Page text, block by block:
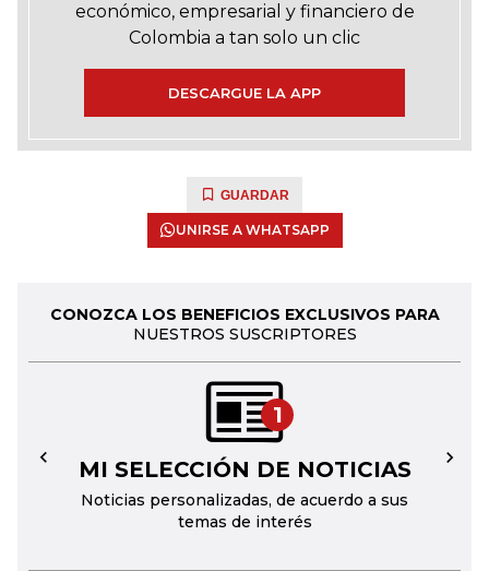
económico, empresarial y financiero de
Colombia a tan solo un clic
DESCARGUE LA APP
GUARDAR
UNIRSE A WHATSAPP
CONOZCA LOS BENEFICIOS EXCLUSIVOS PARA
NUESTROS SUSCRIPTORES
1
MI SELECCIÓN DE NOTICIAS
Noticias personalizadas, de acuerdo a sus
temas de interés
← →